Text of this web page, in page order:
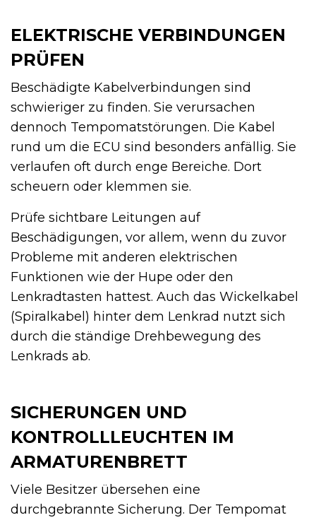
ELEKTRISCHE VERBINDUNGEN
PRÜFEN
Beschädigte Kabelverbindungen sind
schwieriger zu finden. Sie verursachen
dennoch Tempomatstörungen. Die Kabel
rund um die ECU sind besonders anfällig. Sie
verlaufen oft durch enge Bereiche. Dort
scheuern oder klemmen sie.
Prüfe sichtbare Leitungen auf
Beschädigungen, vor allem, wenn du zuvor
Probleme mit anderen elektrischen
Funktionen wie der Hupe oder den
Lenkradtasten hattest. Auch das Wickelkabel
(Spiralkabel) hinter dem Lenkrad nutzt sich
durch die ständige Drehbewegung des
Lenkrads ab.
SICHERUNGEN UND
KONTROLLLEUCHTEN IM
ARMATURENBRETT
Viele Besitzer übersehen eine
durchgebrannte Sicherung. Der Tempomat